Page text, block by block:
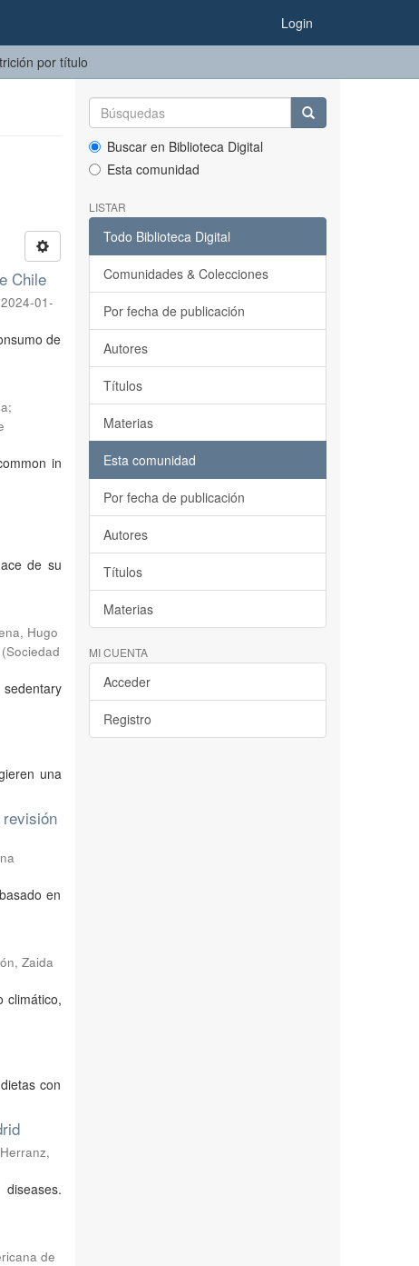
Login
por título
Chile
2024-01-
de
;
in
de su
Hugo
(Sociedad
una
en
Zaida
climático,
con
de
Buscar en Biblioteca Digital
Esta comunidad
LISTAR
Todo Biblioteca Digital
Comunidades & Colecciones
Por fecha de publicación
Autores
Títulos
Materias
Esta comunidad
Por fecha de publicación
Autores
Títulos
Materias
MI CUENTA
Acceder
Registro